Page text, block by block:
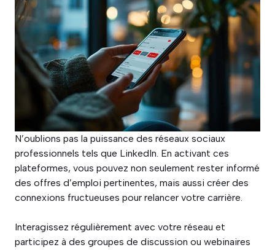
N’oublions pas la puissance des réseaux sociaux
professionnels tels que LinkedIn. En activant ces
plateformes, vous pouvez non seulement rester informé
des offres d’emploi pertinentes, mais aussi créer des
connexions fructueuses pour relancer votre carrière.
Interagissez régulièrement avec votre réseau et
participez à des groupes de discussion ou webinaires